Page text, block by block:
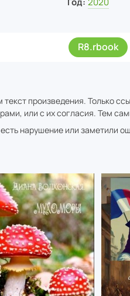
R8.rbook
произведения. Только
или с их согласия. Тем
нарушение или заметили